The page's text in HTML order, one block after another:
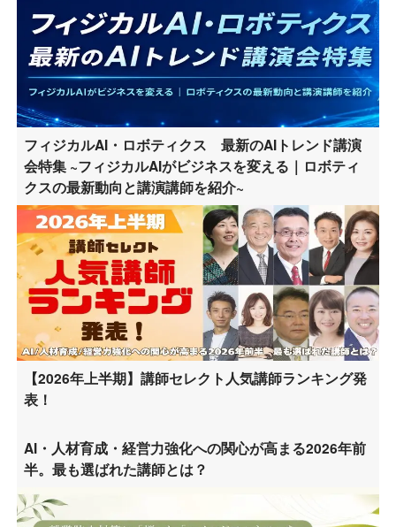
フィジカルAI・ロボティクス 最新のAIトレンド講演
会特集 ~フィジカルAIがビジネスを変える｜ロボティ
クスの最新動向と講演講師を紹介~
【2026年上半期】講師セレクト人気講師ランキング発
表！
AI・人材育成・経営力強化への関心が高まる2026年前
半。最も選ばれた講師とは？